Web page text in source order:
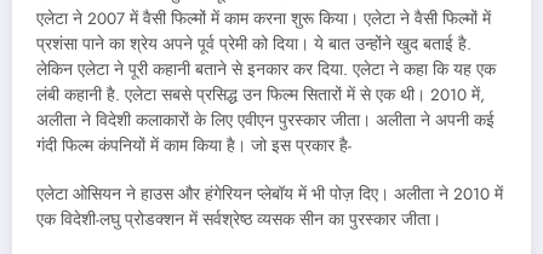
एलेटा ने 2007 में वैसी फिल्मों में काम करना शुरू किया। एलेटा ने वैसी फिल्मों में
प्रशंसा पाने का श्रेय अपने पूर्व प्रेमी को दिया। ये बात उन्होंने खुद बताई है.
लेकिन एलेटा ने पूरी कहानी बताने से इनकार कर दिया. एलेटा ने कहा कि यह एक
लंबी कहानी है. एलेटा सबसे प्रसिद्ध उन फिल्म सितारों में से एक थी। 2010 में,
अलीता ने विदेशी कलाकारों के लिए एवीएन पुरस्कार जीता। अलीता ने अपनी कई
गंदी फिल्म कंपनियों में काम किया है। जो इस प्रकार है-
एलेटा ओसियन ने हाउस और हंगेरियन प्लेबॉय में भी पोज़ दिए। अलीता ने 2010 में
एक विदेशी-लघु प्रोडक्शन में सर्वश्रेष्ठ व्यसक सीन का पुरस्कार जीता।